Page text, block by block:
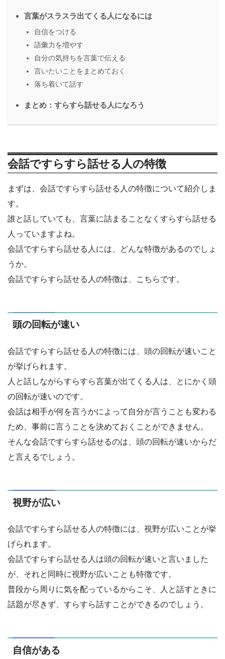
言葉がスラスラ出てくる人になるには
自信をつける
語彙力を増やす
自分の気持ちを言葉で伝える
言いたいことをまとめておく
落ち着いて話す
まとめ：すらすら話せる人になろう
会話ですらすら話せる人の特徴
まずは、会話ですらすら話せる人の特徴について紹介しま
す。
誰と話していても、言葉に詰まることなくすらすら話せる
人っていますよね。
会話ですらすら話せる人には、どんな特徴があるのでしょ
うか。
会話ですらすら話せる人の特徴は、こちらです。
頭の回転が速い
会話ですらすら話せる人の特徴には、頭の回転が速いこと
が挙げられます。
人と話しながらすらすら言葉が出てくる人は、とにかく頭
の回転が速いのです。
会話は相手が何を言うかによって自分が言うことも変わる
ため、事前に言うことを決めておくことができません。
そんな会話ですらすら話せるのは、頭の回転が速いからだ
と言えるでしょう。
視野が広い
会話ですらすら話せる人の特徴には、視野が広いことが挙
げられます。
会話ですらすら話せる人は頭の回転が速いと言いました
が、それと同時に視野が広いことも特徴です。
普段から周りに気を配っているからこそ、人と話すときに
話題が尽きず、すらすら話すことができるのでしょう。
自信がある